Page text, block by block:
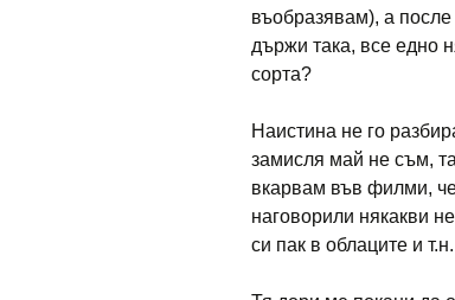
въобразявам), а
държи така, все едно
сорта?
Наистина не го
замисля май не съм,
вкарвам във филми,
наговорили някакви
си пак в облаците и т.н.